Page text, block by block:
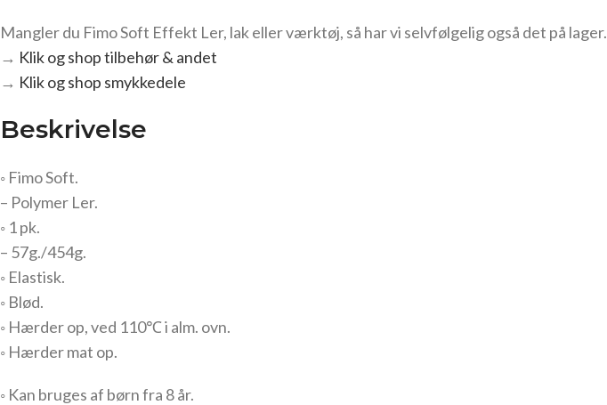
Mangler du Fimo Soft Effekt Ler, lak eller værktøj, så har vi selvfølgelig også det på lager.
→ Klik og shop tilbehør & andet
→ Klik og shop smykkedele
Beskrivelse
◦ Fimo Soft.
– Polymer Ler.
◦ 1 pk.
– 57g./454g.
◦ Elastisk.
◦ Blød.
◦ Hærder op, ved 110℃ i alm. ovn.
◦ Hærder mat op.
◦ Kan bruges af børn fra 8 år.